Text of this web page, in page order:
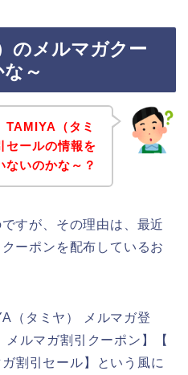
のメルマガクー
～
TAMIYA（タミ
セールの情報を
ないのかな～？
すが、その理由は、最近
ーポンを配布しているお
（タミヤ） メルマガ登
ルマガ割引クーポン】【
割引セール】という風に